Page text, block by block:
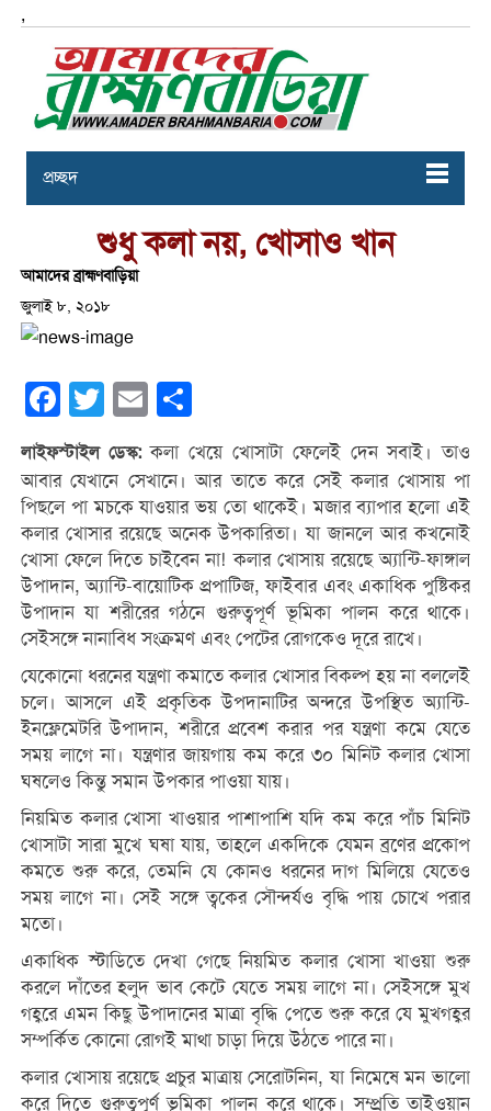
,
প্রচ্ছদ
শুধু কলা নয়, খোসাও খান
আমাদের ব্রাহ্মণবাড়িয়া
জুলাই ৮, ২০১৮
Facebook
Twitter Email
লাইফস্টাইল ডেস্ক:কলা খেয়ে খোসাটা ফেলেই দেন সবাই। তাও
আবার যেখানে সেখানে। আর তাতে করে সেই কলার খোসায় পা
পিছলে পা মচকে যাওয়ার ভয় তো থাকেই। মজার ব্যাপার হলো এই
কলার খোসার রয়েছে অনেক উপকারিতা। যা জানলে আর কখনোই
খোসা ফেলে দিতে চাইবেন না! কলার খোসায় রয়েছে অ্যান্টি-ফাঙ্গাল
উপাদান, অ্যান্টি-বায়োটিক প্রপাটিজ, ফাইবার এবং একাধিক পুষ্টিকর
উপাদান যা শরীরের গঠনে গুরুত্বপূর্ণ ভূমিকা পালন করে থাকে।
সেইসঙ্গে নানাবিধ সংক্রমণ এবং পেটের রোগকেও দূরে রাখে।
যেকোনো ধরনের যন্ত্রণা কমাতে কলার খোসার বিকল্প হয় না বললেই
চলে। আসলে এই প্রকৃতিক উপদানাটির অন্দরে উপস্থিত অ্যান্টি-
ইনফ্লেমেটরি উপাদান, শরীরে প্রবেশ করার পর যন্ত্রণা কমে যেতে
সময় লাগে না। যন্ত্রণার জায়গায় কম করে ৩০ মিনিট কলার খোসা
ঘষলেও কিন্তু সমান উপকার পাওয়া যায়।
নিয়মিত কলার খোসা খাওয়ার পাশাপাশি যদি কম করে পাঁচ মিনিট
খোসাটা সারা মুখে ঘষা যায়, তাহলে একদিকে যেমন ব্রণের প্রকোপ
কমতে শুরু করে, তেমনি যে কোনও ধরনের দাগ মিলিয়ে যেতেও
সময় লাগে না। সেই সঙ্গে ত্বকের সৌন্দর্যও বৃদ্ধি পায় চোখে পরার
মতো।
একাধিক স্টাডিতে দেখা গেছে নিয়মিত কলার খোসা খাওয়া শুরু
করলে দাঁতের হলুদ ভাব কেটে যেতে সময় লাগে না। সেইসঙ্গে মুখ
গহ্বরে এমন কিছু উপাদানের মাত্রা বৃদ্ধি পেতে শুরু করে যে মুখগহ্বর
সম্পর্কিত কোনো রোগই মাথা চাড়া দিয়ে উঠতে পারে না।
কলার খোসায় রয়েছে প্রচুর মাত্রায় সেরোটনিন, যা নিমেষে মন ভালো
করে দিতে গুরুত্বপূর্ণ ভূমিকা পালন করে থাকে। সম্প্রতি তাইওয়ান